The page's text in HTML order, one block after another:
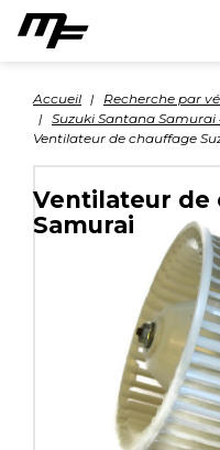
Accueil Recherche par
Suzuki Santana Samurai
Ventilateur de chauffage
Ventilateur de
Samurai